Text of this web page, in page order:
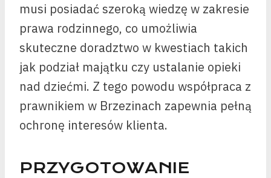
musi posiadać szeroką wiedzę w zakresie
prawa rodzinnego, co umożliwia
skuteczne doradztwo w kwestiach takich
jak podział majątku czy ustalanie opieki
nad dziećmi. Z tego powodu współpraca z
prawnikiem w Brzezinach zapewnia pełną
ochronę interesów klienta.
PRZYGOTOWANIE